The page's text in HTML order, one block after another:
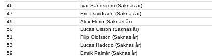
46
Ivar Sandström (Saknas år)
47
Eric Davidsson (Saknas år)
49
Alex Florin (Saknas år)
50
Lucas Olsson (Saknas år)
51
Filip Olofsson (Saknas år)
53
Lucas Hadodo (Saknas år)
59
Emrik Palmér (Saknas år)